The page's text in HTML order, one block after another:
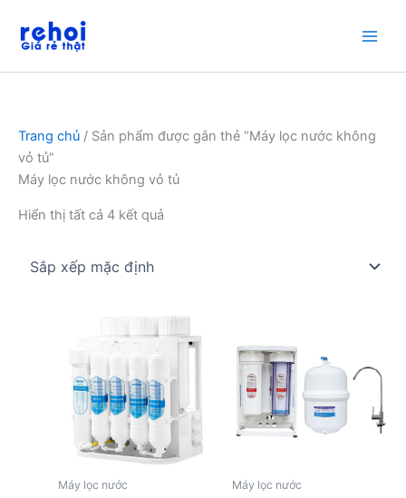
dung
Trang chủ / Sản phẩm được gắn thẻ “Máy lọc nước không
vỏ tủ”
Máy lọc nước không vỏ tủ
Hiển thị tất cả 4 kết quả
Máy lọc nước Máy lọc nước